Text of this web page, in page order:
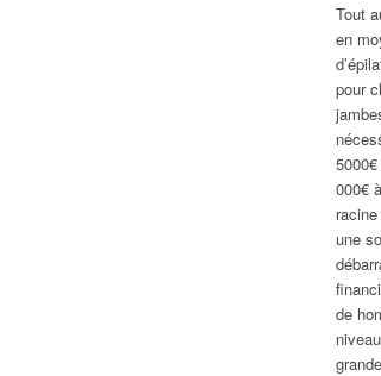
Tout
en
pour
000€
une
de